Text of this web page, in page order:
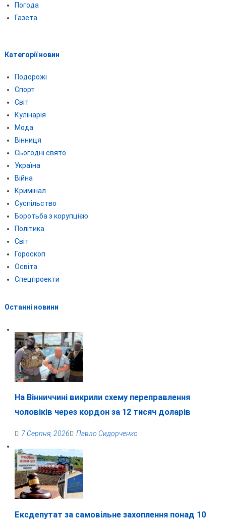
Погода
Газета
Категорії новин
Подорожі
Спорт
Світ
Кулінарія
Мода
Вінниця
Сьогодні свято
Україна
Війна
Кримінал
Суспільство
Боротьба з корупцією
Політика
Світ
Гороскоп
Освіта
Спецпроекти
Останні новини
На Вінниччині викрили схему переправлення
чоловіків через кордон за 12 тисяч доларів
7 Серпня, 2026 Павло Сидорченко
Ексдепутат за самовільне захоплення понад 10